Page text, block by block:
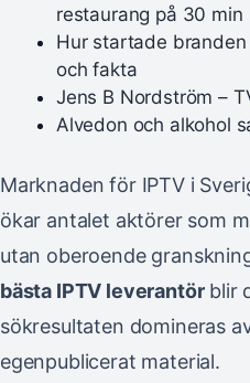
restaurang på 30 min
Hur startade
och fakta
Jens B Nordström –
Alvedon och alkohol
Marknaden för IPTV i
ökar antalet aktörer som
utan oberoende
bästa IPTV leverantörblir
sökresultaten domineras
egenpublicerat material.